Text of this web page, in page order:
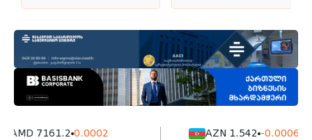
AMD 7161.2 0.0002 AZN 1.542 -0.0006